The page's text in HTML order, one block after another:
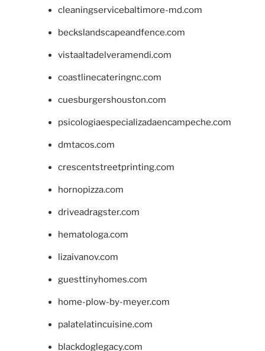
cleaningservicebaltimore-md.com
beckslandscapeandfence.com
vistaaltadelveramendi.com
coastlinecateringnc.com
cuesburgershouston.com
psicologiaespecializadaencampeche.com
dmtacos.com
crescentstreetprinting.com
hornopizza.com
driveadragster.com
hematologa.com
lizaivanov.com
guesttinyhomes.com
home-plow-by-meyer.com
palatelatincuisine.com
blackdoglegacy.com